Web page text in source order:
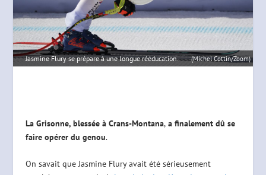
Jasmine Flury se prépare à une longue rééducation. (Michel Cottin/Zoom)
La Grisonne, blessée à Crans-Montana,a finalement dû se
faire opérer du genou.
On savait que Jasmine Flury avait été sérieusement